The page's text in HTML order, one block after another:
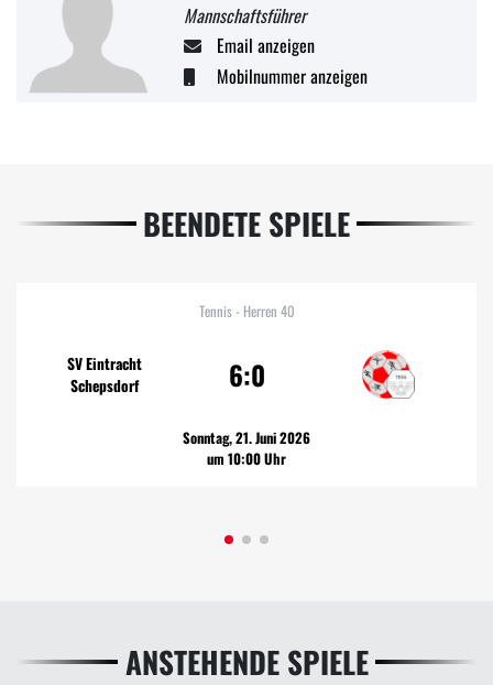
Mannschaftsführer
Email anzeigen
Mobilnummer anzeigen
BEENDETE SPIELE
Tennis - Herren 40
SV Eintracht
Schepsdorf
6:0
Sonntag, 21. Juni 2026
um 10:00 Uhr
ANSTEHENDE SPIELE